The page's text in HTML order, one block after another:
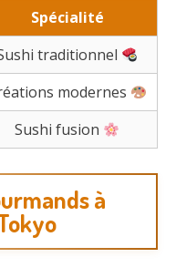
Spécialité
traditionnel
modernes
Sushi fusion
à